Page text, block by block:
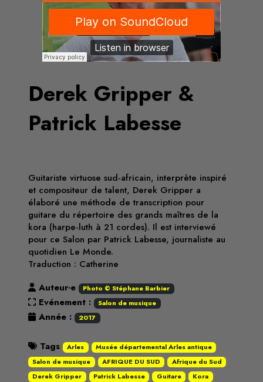
Derek Gripper &
Patrick Labesse
Guitariste virtuose sud-africain, interprète inspiré
et compositeur de talent, Derek Gripper a
élaboré une méthode de transcription pour
guitare du répertoire des grands maîtres de la
kora (harpe-luth à 21 cordes). Il est interviewé
pour ce Salon par Patrick Labesse, journaliste au
quotidien Le Monde.
Traduction : Catherine
Auteur·e
Photo © Stéphane Barbier
Evénement : Salon de musique
Année : 2017
Tags Arles
Musée départemental Arles antique
Salon de musique
AFRIQUE DU SUD
Afrique du Sud
Derek Gripper
Patrick Labesse Guitare
Kora